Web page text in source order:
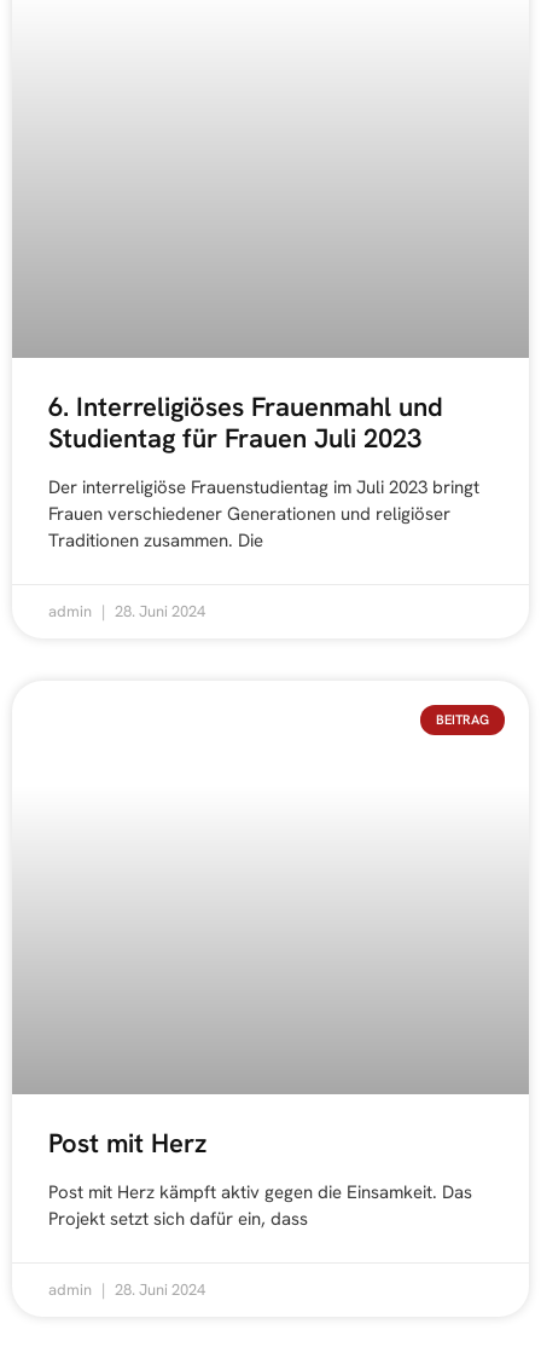
6. Interreligiöses Frauenmahl und
Studientag für Frauen Juli 2023
Der interreligiöse Frauenstudientag im Juli 2023 bringt
Frauen verschiedener Generationen und religiöser
Traditionen zusammen. Die
admin 28. Juni 2024
BEITRAG
Post mit Herz
Post mit Herz kämpft aktiv gegen die Einsamkeit. Das
Projekt setzt sich dafür ein, dass
admin 28. Juni 2024